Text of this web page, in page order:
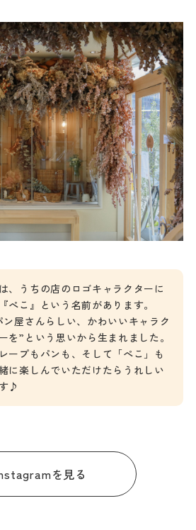
、うちの店のロゴキャラクターに
ぺこ』という名前があります。
ン屋さんらしい、かわいいキャラク
を”という思いから生まれました。
ープもパンも、そして「ぺこ」も
に楽しんでいただけたらうれしい
♪
を見る